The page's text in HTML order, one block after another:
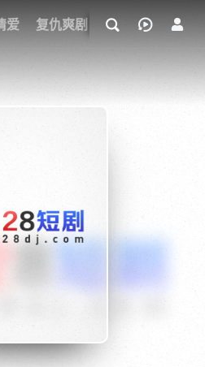
爱 复仇爽剧 玄幻武侠 奇幻